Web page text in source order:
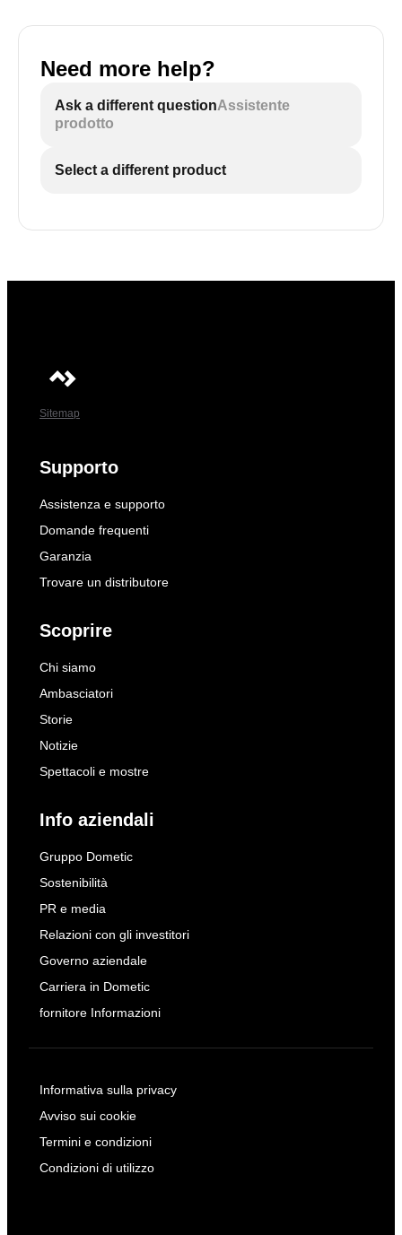
Need more help?
Ask a different questionAssistente
prodotto
Select a different product
Sitemap
Supporto
Assistenza e supporto
Domande frequenti
Garanzia
Trovare un distributore
Scoprire
Chi siamo
Ambasciatori
Storie
Notizie
Spettacoli e mostre
Info aziendali
Gruppo Dometic
Sostenibilità
PR e media
Relazioni con gli investitori
Governo aziendale
Carriera in Dometic
fornitore Informazioni
Informativa sulla privacy
Avviso sui cookie
Termini e condizioni
Condizioni di utilizzo